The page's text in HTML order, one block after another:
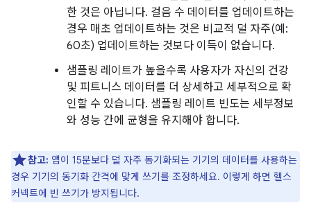
한 것은 아닙니다. 걸음 수 데이터를 업데이트하는
경우 매초 업데이트하는 것은 비교적 덜 자주(예:
60초) 업데이트하는 것보다 이득이 없습니다.
샘플링 레이트가 높을수록 사용자가 자신의 건강
및 피트니스 데이터를 더 상세하고 세부적으로 확
인할 수 있습니다. 샘플링 레이트 빈도는 세부정보
와 성능 간에 균형을 유지해야 합니다.
참고: 앱이 15분보다 덜 자주 동기화되는 기기의 데이터를 사용하는
경우 기기의 동기화 간격에 맞게 쓰기를 조정하세요. 이렇게 하면 헬스
커넥트에 빈 쓰기가 방지됩니다.